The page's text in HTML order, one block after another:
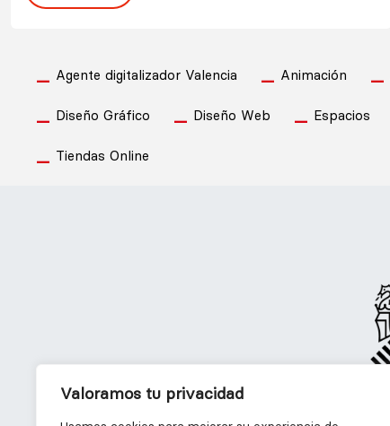
Valoramos tu privacidad
Agente digitalizador Valencia Animación
Diseño Gráfico Diseño Web Espacios
Tiendas Online